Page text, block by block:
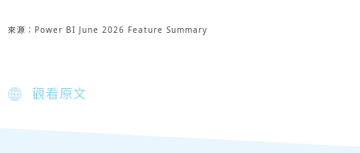
來源：Power BI June 2026 Feature Summary
觀看原文